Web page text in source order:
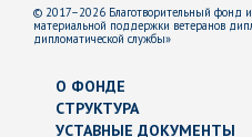
© 2017–2026 Благотворительный фонд
материальной поддержки ветеранов
дипломатической службы»
О ФОНДЕ
СТРУКТУРА
УСТАВНЫЕ ДОКУМЕНТЫ